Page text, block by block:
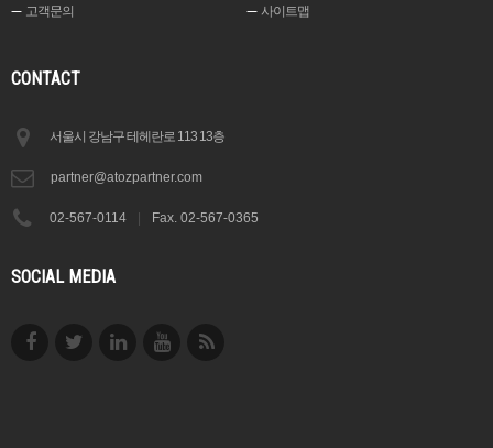
고객문의 사이트맵
CONTACT
서울시 강남구 테헤란로 113 13층
partner@atozpartner.com
02-567-0114 Fax. 02-567-0365
SOCIAL MEDIA